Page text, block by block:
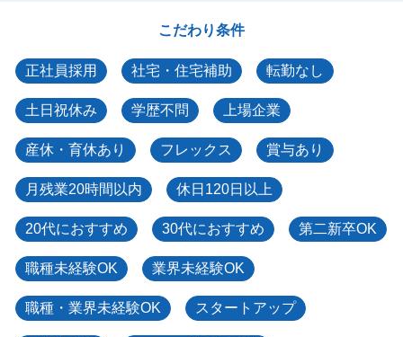
こだわり条件
正社員採用 社宅・住宅補助 転勤なし
土日祝休み 学歴不問 上場企業
産休・育休あり フレックス 賞与あり
月残業20時間以内 休日120日以上
20代におすすめ 30代におすすめ 第二新卒OK
職種未経験OK 業界未経験OK
職種・業界未経験OK スタートアップ